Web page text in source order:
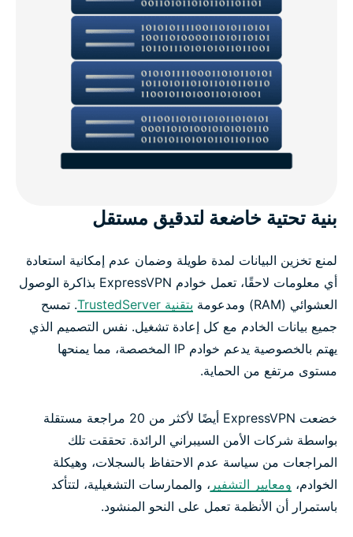
بنية تحتية خاضعة لتدقيق مستقل
لمنع تخزين البيانات لمدة طويلة وضمان عدم إمكانية استعادة
أي معلومات لاحقًا، تعمل خوادم ExpressVPN بذاكرة الوصول
العشوائي (RAM) ومدعومة
بتقنية TrustedServer
. تمسح
جميع بيانات الخادم مع كل إعادة تشغيل. نفس التصميم الذي
يهتم بالخصوصية يدعم خوادم IP المخصصة، مما يمنحها
مستوى مرتفع من الحماية.
خضعت ExpressVPN أيضًا لأكثر من 20 مراجعة مستقلة
بواسطة شركات الأمن السيبراني الرائدة. تحققت تلك
المراجعات من سياسة عدم الاحتفاظ بالسجلات، وهيكلة
الخوادم، ومعايير التشفير ، والممارسات التشغيلية، لتتأكد
باستمرار أن الأنظمة تعمل على النحو المنشود.